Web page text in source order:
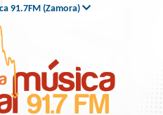
91.7FM (Zamora)